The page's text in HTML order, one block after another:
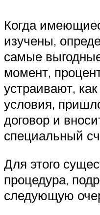
Когда
изучены,
самые
момент,
устраивают,
условия,
договор и
специальный
Для этого
процедура,
следующую